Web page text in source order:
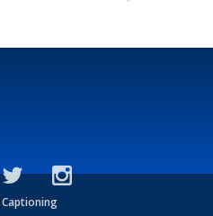
Captioning